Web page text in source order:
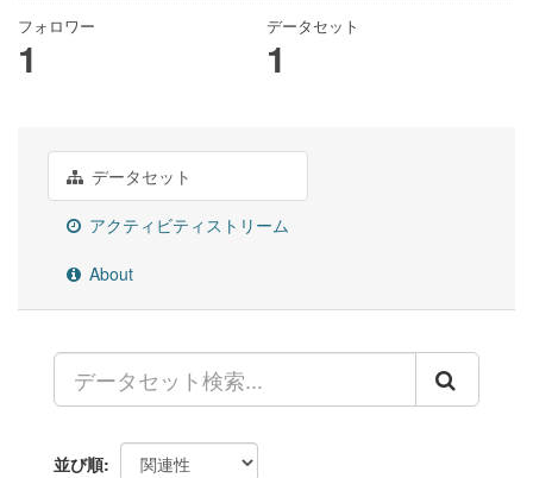
フォロワー
1
データセット
1
データセット
アクティビティストリーム
About
並び順